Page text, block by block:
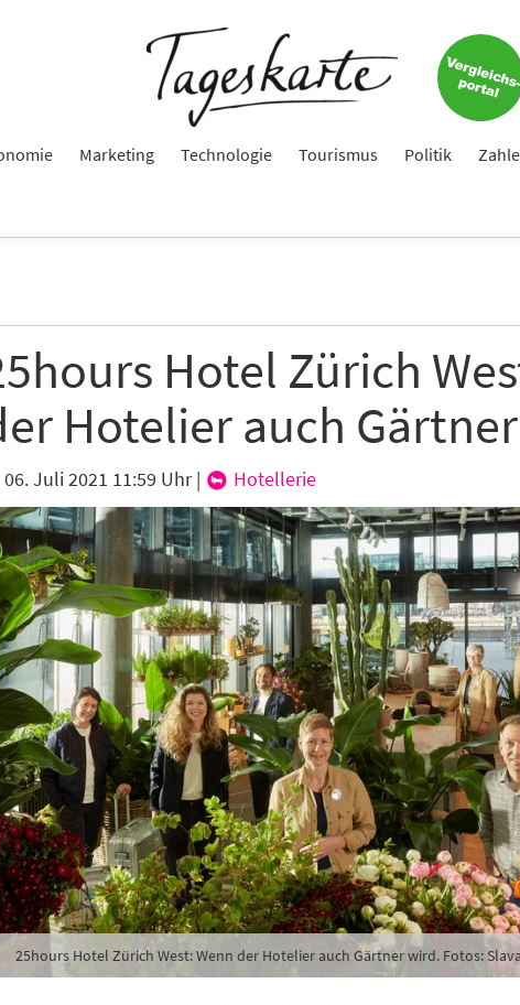
Marketing Technologie Tourismus Politik
Hotel Zürich
Hotelier auch
06. Juli 2021 11:59 Uhr| Hotellerie
25hours Hotel Zürich West: Wenn der Hotelier auch Gärtner wird. Fotos: